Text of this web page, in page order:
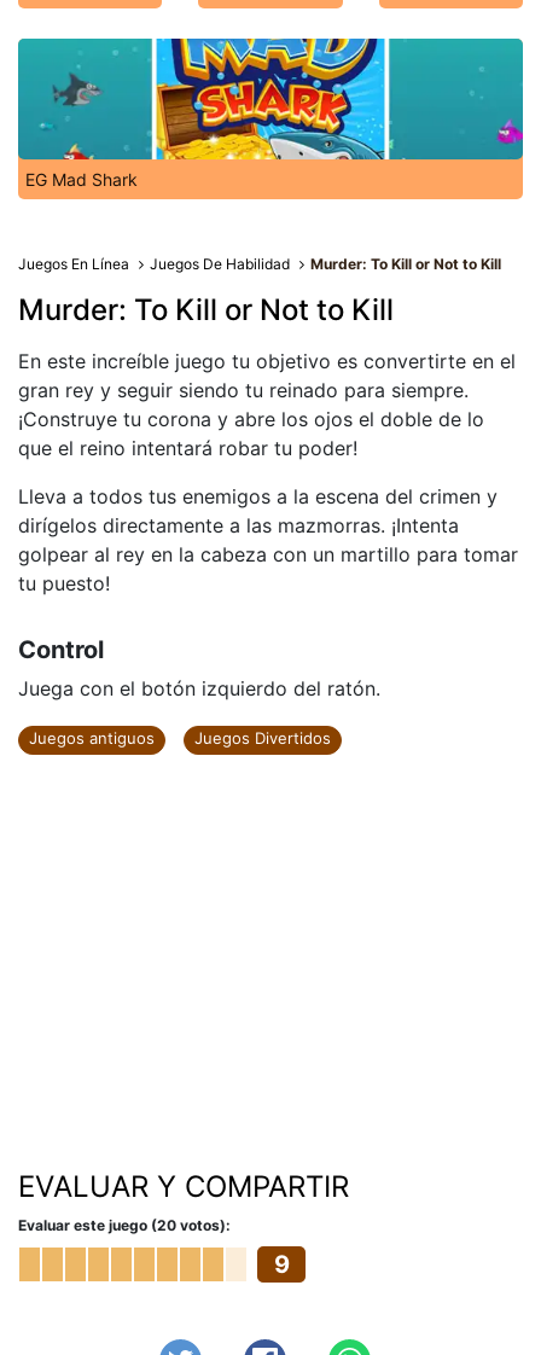
EG Mad Shark
Juegos En Línea Juegos De Habilidad Murder: To Kill or Not to Kill
Murder: To Kill or Not to Kill
En este increíble juego tu objetivo es convertirte en el
gran rey y seguir siendo tu reinado para siempre.
¡Construye tu corona y abre los ojos el doble de lo
que el reino intentará robar tu poder!
Lleva a todos tus enemigos a la escena del crimen y
dirígelos directamente a las mazmorras. ¡Intenta
golpear al rey en la cabeza con un martillo para tomar
tu puesto!
Control
Juega con el botón izquierdo del ratón.
Juegos antiguos Juegos Divertidos
EVALUAR Y COMPARTIR
Evaluar este juego (20 votos):
9